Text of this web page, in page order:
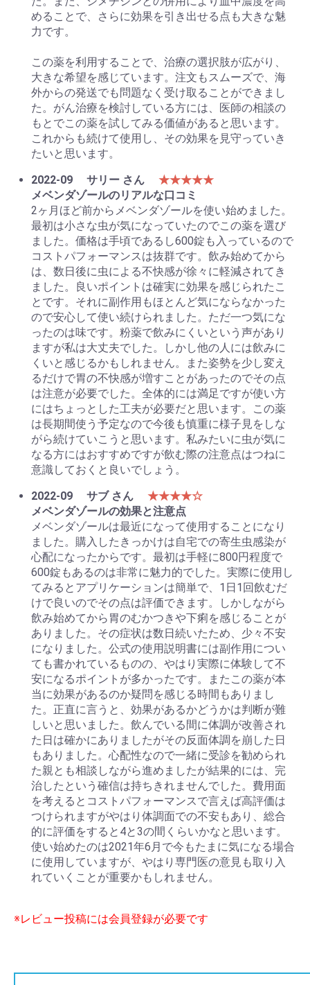
めることで、さらに効果を引き出せる点も大きな魅
力です。
この薬を利用することで、治療の選択肢が広がり、
大きな希望を感じています。注文もスムーズで、海
外からの発送でも問題なく受け取ることができまし
た。がん治療を検討している方には、医師の相談の
もとでこの薬を試してみる価値があると思います。
これからも続けて使用し、その効果を見守っていき
たいと思います。
2022-09
サリー さん
★★★★★
メベンダゾールのリアルな口コミ
2ヶ月ほど前からメベンダゾールを使い始めました。
最初は小さな虫が気になっていたのでこの薬を選び
ました。価格は手頃であるし600錠も入っているので
コストパフォーマンスは抜群です。飲み始めてから
は、数日後に虫による不快感が徐々に軽減されてき
ました。良いポイントは確実に効果を感じられたこ
とです。それに副作用もほとんど気にならなかった
ので安心して使い続けられました。ただ一つ気にな
ったのは味です。粉薬で飲みにくいという声があり
ますが私は大丈夫でした。しかし他の人には飲みに
くいと感じるかもしれません。また姿勢を少し変え
るだけで胃の不快感が増すことがあったのでその点
は注意が必要でした。全体的には満足ですが使い方
にはちょっとした工夫が必要だと思います。この薬
は長期間使う予定なので今後も慎重に様子見をしな
がら続けていこうと思います。私みたいに虫が気に
なる方にはおすすめですが飲む際の注意点はつねに
意識しておくと良いでしょう。
2022-09
サブ さん
★★★★☆
メベンダゾールの効果と注意点
メベンダゾールは最近になって使用することになり
ました。購入したきっかけは自宅での寄生虫感染が
心配になったからです。最初は手軽に800円程度で
600錠もあるのは非常に魅力的でした。実際に使用し
てみるとアプリケーションは簡単で、1日1回飲むだ
けで良いのでその点は評価できます。しかしながら
飲み始めてから胃のむかつきや下痢を感じることが
ありました。その症状は数日続いたため、少々不安
になりました。公式の使用説明書には副作用につい
ても書かれているものの、やはり実際に体験して不
安になるポイントが多かったです。またこの薬が本
当に効果があるのか疑問を感じる時間もありまし
た。正直に言うと、効果があるかどうかは判断が難
しいと思いました。飲んでいる間に体調が改善され
た日は確かにありましたがその反面体調を崩した日
もありました。心配性なので一緒に受診を勧められ
た親とも相談しながら進めましたが結果的には、完
治したという確信は持ちきれませんでした。費用面
を考えるとコストパフォーマンスで言えば高評価は
つけられますがやはり体調面での不安もあり、総合
的に評価をすると4と3の間くらいかなと思います。
使い始めたのは2021年6月で今もたまに気になる場合
に使用していますが、やはり専門医の意見も取り入
れていくことが重要かもしれません。
※レビュー投稿には会員登録が必要です